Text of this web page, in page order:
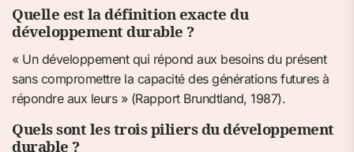
Quelle est la définition exacte du
développement durable ?
« Un développement qui répond aux besoins du présent
sans compromettre la capacité des générations futures à
répondre aux leurs » (Rapport Brundtland, 1987).
Quels sont les trois piliers du développement
durable ?